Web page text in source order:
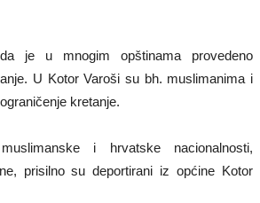
je u mnogim opštinama provedeno
U Kotor Varoši su bh. muslimanima i
kretanje.
i hrvatske nacionalnosti,
prisilno su deportirani iz općine Kotor